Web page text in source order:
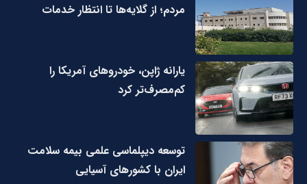
مردم؛ از گلایه‌ها تا انتظار خدمات
یارانه ژاپن، خودروهای آمریکا را
کم‌مصرف‌تر کرد
توسعه دیپلماسی علمی بیمه سلامت
ایران با کشورهای آسیایی